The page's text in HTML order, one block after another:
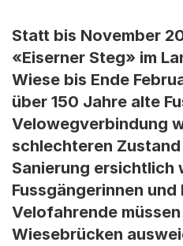
Statt bis November
«Eiserner Steg» im
Wiese bis Ende
über 150 Jahre alte
Velowegverbindung
schlechteren
Sanierung ersichtlich
Fussgängerinnen
Velofahrende
Wiesebrücken